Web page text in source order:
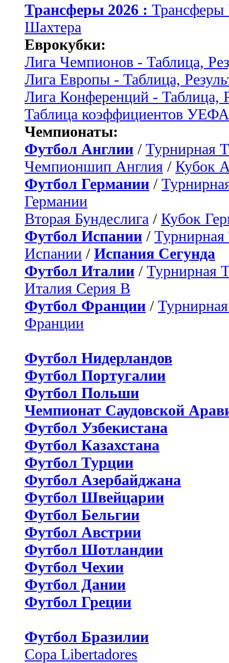
Трансферы 2026 :
Шахтера
Еврокубки:
Лига Чемпионов - Таблица,
Лига Европы - Таблица,
Лига Конференций - Таблица,
Таблица коэффициентов УЕФА
Чемпионаты:
Футбол Англии / Турнирная
Чемпионшип Англия / Кубок
Футбол Германии /
Германии
Вторая Бундеслига / Кубок
Футбол Испании / Турнирная
Испании / Испания Сегунда
Футбол Италии / Турнирная
Италия Серия B
Футбол Франции /
Франции
Футбол Нидерландов
Футбол Португалии
Футбол Польши
Чемпионат Саудовской
Футбол Узбекистана
Футбол Казахстана
Футбол Турции
Футбол Азербайджана
Футбол Швейцарии
Футбол Бельгии
Футбол Австрии
Футбол Шотландии
Футбол Чехии
Футбол Дании
Футбол Греции
Футбол Бразилии
Copa Libertadores